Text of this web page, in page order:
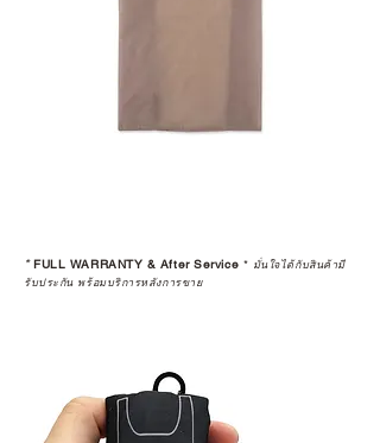
*FULL WARRANTY & After Service * มั่นใจได้กับสินค้ามี
รับประกัน พร้อมบริการหลังการขาย